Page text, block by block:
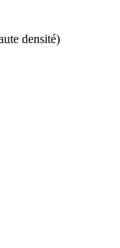
densité)